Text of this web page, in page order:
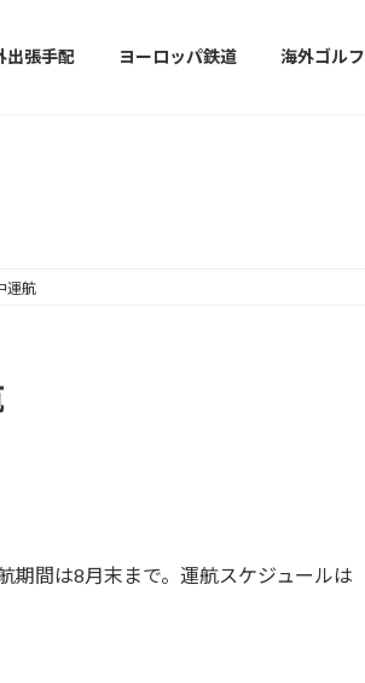
出張手配 ヨーロッパ鉄道 海外ゴルフ
運航
期間は8月末まで。運航スケジュールは